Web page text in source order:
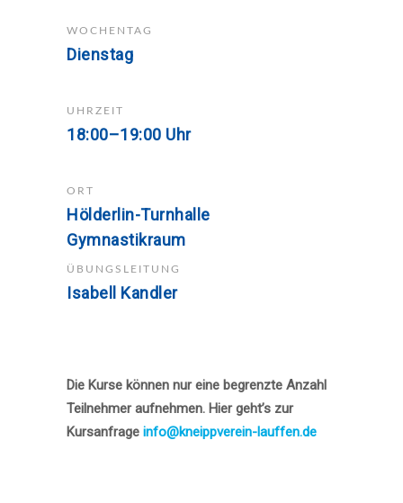
WOCHENTAG
Dienstag
UHRZEIT
18:00–19:00 Uhr
ORT
Hölderlin-Turnhalle
Gymnastikraum
ÜBUNGSLEITUNG
Isabell Kandler
Die Kurse können nur eine begrenzte Anzahl
Teilnehmer aufnehmen. Hier geht’s zur
Kursanfrage info@kneippverein-lauffen.de